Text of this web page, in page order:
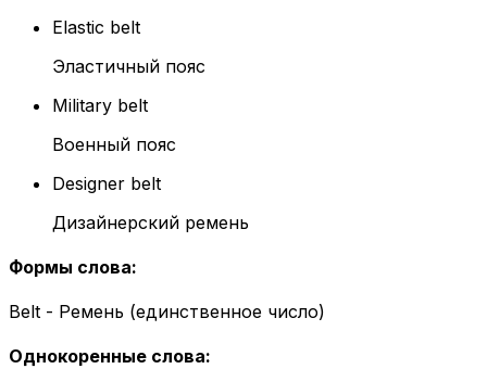
Elastic belt
Эластичный пояс
Military belt
Военный пояс
Designer belt
Дизайнерский ремень
Формы слова:
Belt - Ремень (единственное число)
Однокоренные слова: